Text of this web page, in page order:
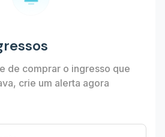
de comprar o ingresso que
crie um alerta agora